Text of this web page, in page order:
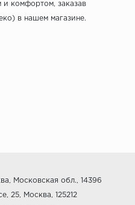
и комфортом, заказав
в нашем магазине.
Московская обл., 14396
25, Москва, 125212